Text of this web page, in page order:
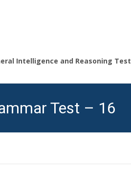
Intelligence and Reasoning Test
Test – 16